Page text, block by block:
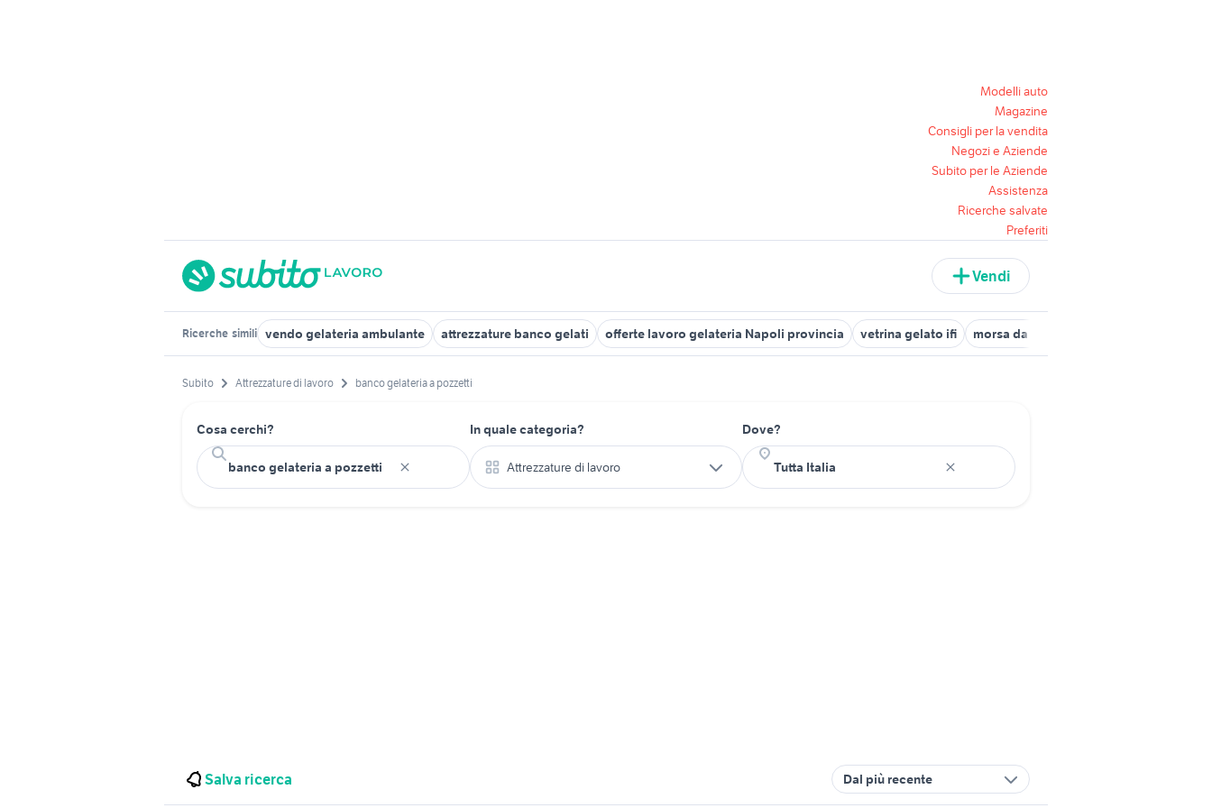
Modelli auto
Magazine
Consigli per la vendita
Negozi e Aziende
Subito per le Aziende
Assistenza
Ricerche salvate
Preferiti
Vendi
Ricerche simili vendo gelateria ambulante attrezzature banco gelati offerte lavoro gelateria Napoli provincia vetrina gelato ifi morsa da banco Veneto
Subito Attrezzature di lavoro banco gelateria a pozzetti
Cosa cerchi? In quale categoria?
Attrezzature di lavoro
Dove?
Salva ricerca Dal più recente